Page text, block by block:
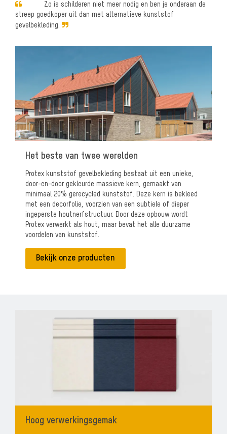
Zo is schilderen niet meer nodig en ben je onderaan de
streep goedkoper uit dan met alternatieve kunststof
gevelbekleding.
Het beste van twee werelden
Protex kunststof gevelbekleding bestaat uit een unieke,
door-en-door gekleurde massieve kern, gemaakt van
minimaal 20% gerecycled kunststof. Deze kern is bekleed
met een decorfolie, voorzien van een subtiele of dieper
ingeperste houtnerfstructuur. Door deze opbouw wordt
Protex verwerkt als hout, maar bevat het alle duurzame
voordelen van kunststof.
Bekijk onze producten
Hoog verwerkingsgemak